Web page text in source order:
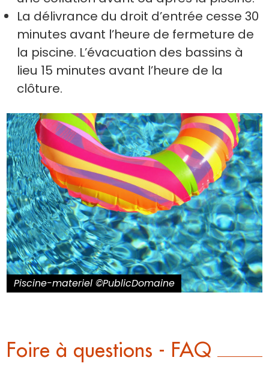
La délivrance du droit d’entrée cesse 30
minutes avant l’heure de fermeture de
la piscine. L’évacuation des bassins à
lieu 15 minutes avant l’heure de la
clôture.
Piscine-materiel ©PublicDomaine
Foire à questions - FAQ